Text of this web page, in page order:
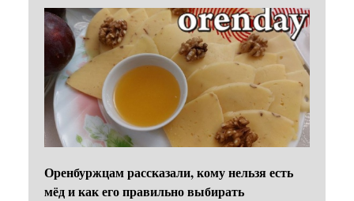
Оренбуржцам рассказали, кому нельзя есть
мёд и как его правильно выбирать